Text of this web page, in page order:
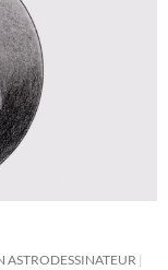
ASTRODESSINATEUR